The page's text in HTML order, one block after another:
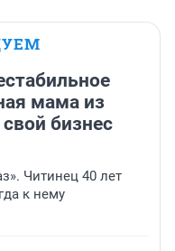
мама из
бизнес
Читинец 40 лет
к нему